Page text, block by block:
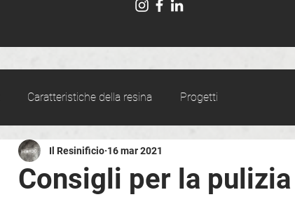
Caratteristiche della resina Progetti
Consigli per la
Il Resinificio 16 mar 2021